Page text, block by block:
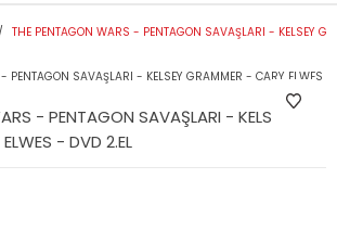
THE PENTAGON WARS - PENTAGON SAVAŞLARI - KELSEY
- PENTAGON SAVAŞLARI - KELSEY
- DVD 2.EL